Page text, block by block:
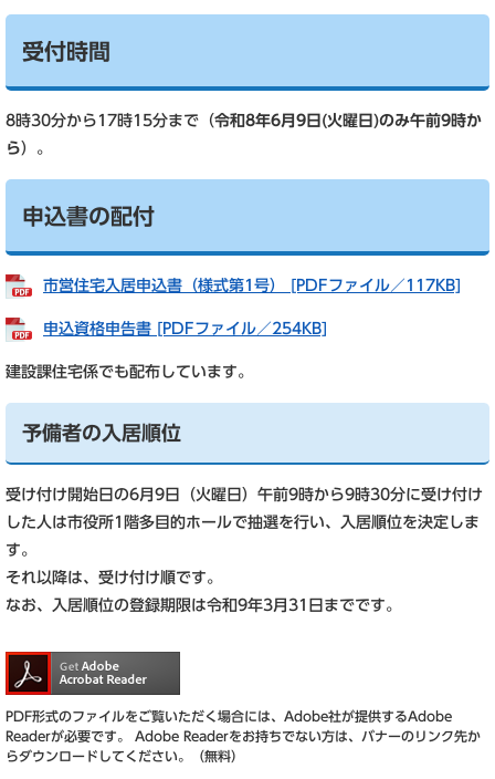
受付時間
8時30分から17時15分まで（令和8年6月9日(火曜日)のみ午前9時か
ら）。
申込書の配付
市営住宅入居申込書（様式第1号） [PDFファイル／117KB]
申込資格申告書 [PDFファイル／254KB]
建設課住宅係でも配布しています。
予備者の入居順位
受け付け開始日の6月9日（火曜日）午前9時から9時30分に受け付け
した人は市役所1階多目的ホールで抽選を行い、入居順位を決定しま
す。
それ以降は、受け付け順です。
なお、入居順位の登録期限は令和9年3月31日までです。
PDF形式のファイルをご覧いただく場合には、Adobe社が提供するAdobe
Readerが必要です。
Adobe Readerをお持ちでない方は、バナーのリンク先か
らダウンロードしてください。（無料）